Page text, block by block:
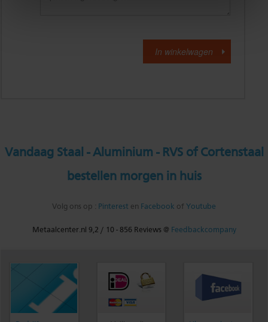
Vandaag Staal - Aluminium - RVS of Cortenstaal
bestellen morgen in huis
Volg ons op : Pinterest en Facebook of Youtube
Metaalcenter.nl 9,2 / 10 -856 Reviews @ Feedbackcompany